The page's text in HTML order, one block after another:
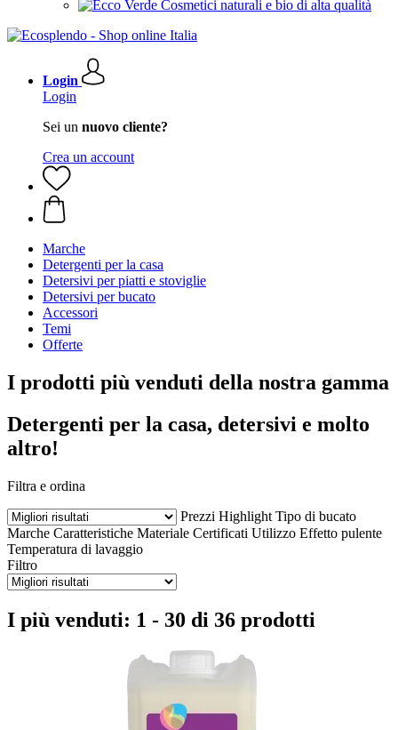
Cosmetici naturali e bio di alta qualità
Login
Login
Sei un nuovo cliente?
Crea un account
Marche
Detergenti per la casa
Detersivi per piatti e stoviglie
Detersivi per bucato
Accessori
Temi
Offerte
I prodotti più venduti della nostra gamma
Detergenti per la casa, detersivi e molto
altro!
Filtra e ordina
Prezzi Highlight Tipo di bucato
Marche Caratteristiche Materiale Certificati Utilizzo Effetto pulente
Temperatura di lavaggio
Filtro
I più venduti: 1 - 30 di 36 prodotti